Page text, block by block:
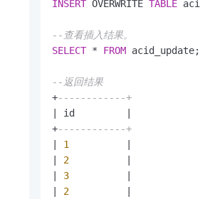
INSERT OVERWRITE TABLE
--查看插入结果。
SELECT * FROM acid_update;
--返回结果
+------------+
id
+------------+
1
2
3
2